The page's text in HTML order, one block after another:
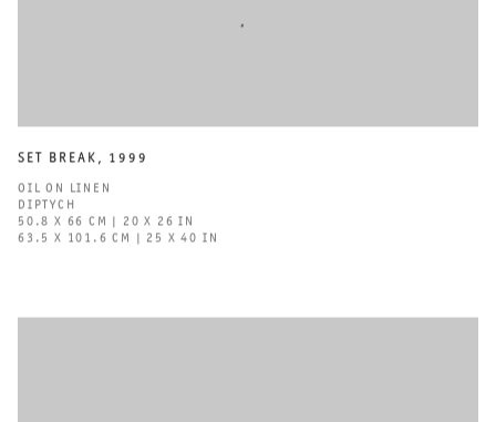
SET BREAK , 1999
OIL ON LINEN
DIPTYCH
50.8 X 66 CM | 20 X 26 IN
63.5 X 101.6 CM | 25 X 40 IN